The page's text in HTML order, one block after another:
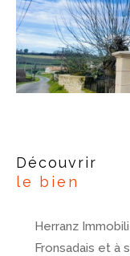
découvrir
le bien
Herranz
Fronsadais et à